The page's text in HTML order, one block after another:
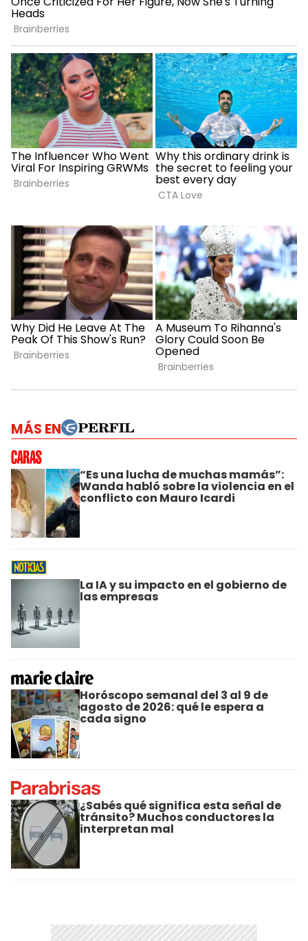
MÁS EN
“Es una lucha de muchas mamás”:
Wanda habló sobre la violencia en el
conflicto con Mauro Icardi
La IA y su impacto en el gobierno de
las empresas
Horóscopo semanal del 3 al 9 de
agosto de 2026: qué le espera a
cada signo
¿Sabés qué significa esta señal de
tránsito? Muchos conductores la
interpretan mal